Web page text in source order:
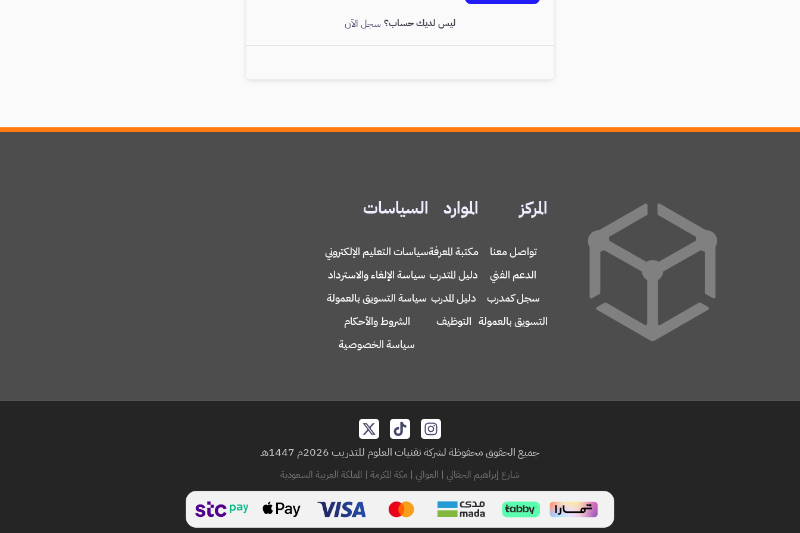
ليس لديك حساب؟ سجل الآن
المركز
تواصل معنا
الدعم الفني
سجل كمدرب
التسويق بالعمولة
الموارد
مكتبة المعرفة
دليل المتدرب
دليل المدرب
التوظيف
السياسات
سياسات التعليم الإلكتروني
سياسة الإلغاء والاسترداد
سياسة التسويق بالعمولة
الشروط والأحكام
سياسة الخصوصية
جميع الحقوق محفوظة لشركة تقنيات العلوم للتدريب 2026م 1447هـ
شارع إبراهيم الجفالي | العوالي | مكة المكرمة | المملكة العربية السعودية